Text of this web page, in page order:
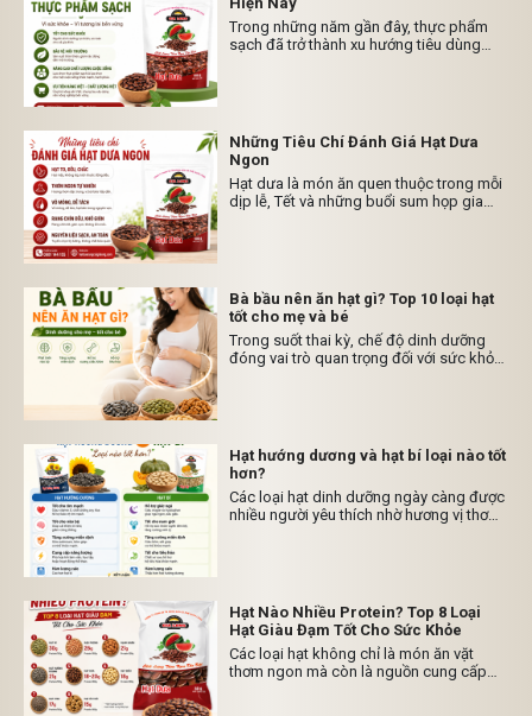
Trong những năm gần đây, thực phẩm
sạch đã trở thành xu hướng tiêu dùng
yếu tố an toàn thực phẩm và nguồn gốc
sản phẩm lên hàng đầu.
Những Tiêu Chí Đánh Giá Hạt Dưa
Ngon
Hạt dưa là món ăn quen thuộc trong mỗi
dịp lễ, Tết và những buổi sum họp gia
đến cách bảo quản sau khi đóng gói.
Việc lựa chọn hạt dưa chất lượng không
chỉ mang đến hương vị thơm ngon mà
còn đảm bảo an toàn cho sức khỏe
người tiêu dùng. Dưới đây là những tiêu
Bà bầu nên ăn hạt gì? Top 10 loại hạt
tốt cho mẹ và bé
Trong suốt thai kỳ, chế độ dinh dưỡng
đóng vai trò quan trọng đối với sức khỏe
vitamin, khoáng chất, chất béo tốt và
protein thực vật rất cần thiết.
Hạt hướng dương và hạt bí loại nào tốt
hơn?
Các loại hạt dinh dưỡng ngày càng được
nhiều người yêu thích nhờ hương vị thơm
sử dụng như món ăn vặt hằng ngày.
Hạt Nào Nhiều Protein? Top 8 Loại
Hạt Giàu Đạm Tốt Cho Sức Khỏe
Các loại hạt không chỉ là món ăn vặt
thơm ngon mà còn là nguồn cung cấp